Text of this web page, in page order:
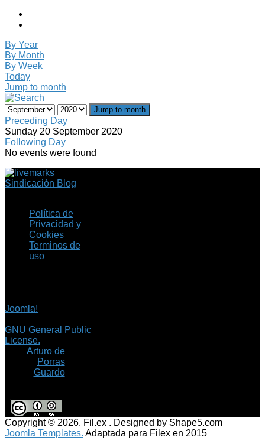
By Year
By Month
By Week
Today
Jump to month
Jump to month
Preceding Day
Sunday 20 September 2020
Following Day
No events were found
Sindicación Blog
Política de
Privacidad y
Cookies
Terminos de
uso
Joomla!
GNU General Public
License.
Arturo de
Porras
Guardo
Copyright © 2026. Fil.ex . Designed by Shape5.com
Joomla Templates. Adaptada para Filex en 2015